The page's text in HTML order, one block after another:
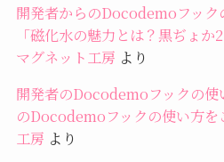
開発者からのDocodemoフッ
「磁化水の魅力とは？黒ぢょ
マグネット工房 より
開発者のDocodemoフックの
のDocodemoフックの使い方
工房 より